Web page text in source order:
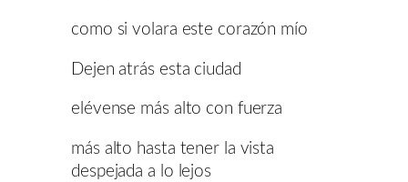
como si volara este corazón mío
Dejen atrás esta ciudad
elévense más alto con fuerza
más alto hasta tener la vista
despejada a lo lejos